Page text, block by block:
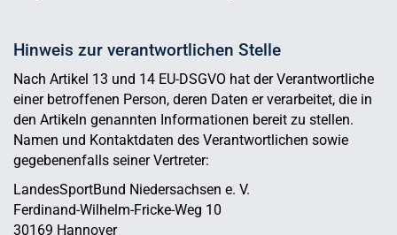
Hinweis zur verantwortlichen Stelle
Nach Artikel 13 und 14 EU-DSGVO hat der Verantwortliche
einer betroffenen Person, deren Daten er verarbeitet, die in
den Artikeln genannten Informationen bereit zu stellen.
Namen und Kontaktdaten des Verantwortlichen sowie
gegebenenfalls seiner Vertreter:
LandesSportBund Niedersachsen e. V.
Ferdinand-Wilhelm-Fricke-Weg 10
30169 Hannover